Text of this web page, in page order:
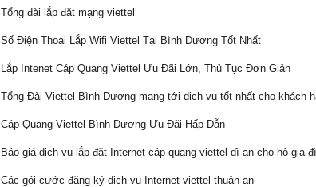
Tổng đài lắp đặt mạng viettel
Số Điện Thoại Lắp Wifi Viettel Tại Bình Dương Tốt Nhất
Lắp Intenet Cáp Quang Viettel Ưu Đãi Lớn, Thủ Tục Đơn Giản
Tổng Đài Viettel Bình Dương mang tới dịch vụ tốt nhất cho khách
Cáp Quang Viettel Bình Dương Ưu Đãi Hấp Dẫn
Báo giá dịch vụ lắp đặt Internet cáp quang viettel dĩ an cho hộ gia
Các gói cước đăng ký dịch vụ Internet viettel thuận an